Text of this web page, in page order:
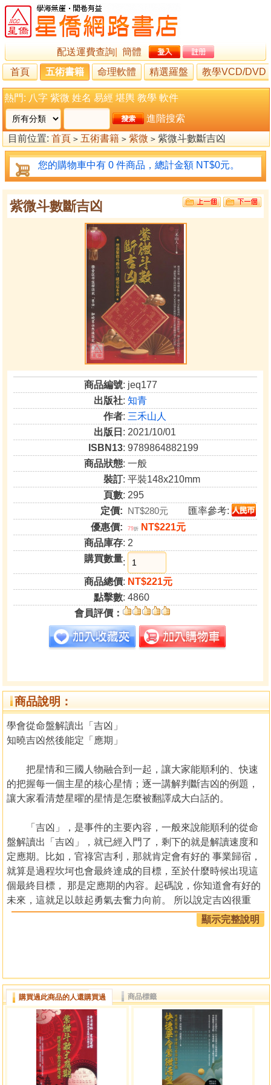
配送運費查詢
簡體
首頁
五術書籍 命理軟體 精選羅盤 教學VCD/DVD
熱門: 八字 紫微 姓名 易經 堪輿 教學 軟件
進階搜索
目前位置: 首頁 > 五術書籍 > 紫微 > 紫微斗數斷吉凶
您的購物車中有 0 件商品，總計金額 NT$0元。
紫微斗數斷吉凶
商品編號: jeq177
出版社:知青
作者: 三禾山人
出版日 : 2021/10/01
ISBN13: 9789864882199
商品狀態: 一般
裝訂: 平裝148x210mm
頁數: 295
定價: NT$280元
匯率參考:
優惠價:
79折
NT$221元
商品庫存: 2
購買數量:
商品總價: NT$221元
點擊數: 4860
會員評價：
商品說明：
學會從命盤解讀出「吉凶」
知曉吉凶然後能定「應期」
把星情和三國人物融合到一起，讓大家能順利的、快速
的把握每一個主星的核心星情；逐一講解判斷吉凶的例題，
讓大家看清楚星曜的星情是怎麼被翻譯成大白話的。
「吉凶」，是事件的主要內容，一般來說能順利的從命
盤解讀出「吉凶」，就已經入門了，剩下的就是解讀速度和
定應期。比如，官祿宮吉利，那就肯定會有好的 事業歸宿，
就算是過程坎坷也會最終達成的目標，至於什麼時候出現這
個最終目標， 那是定應期的內容。起碼說，你知道會有好的
未來，這就足以鼓起勇氣去奮力向前。 所以說定吉凶很重
要。
作者簡介
三禾山人
早年遍訪名師，遊歷甚廣，受益良多。二十五年執著求
索，精研八字、六爻、紫微斗數。現年49歲，職業命理師，
預測實戰20多年，客戶遍及海內外。西部鳳凰命理文化主理
人，紫微斗數西鳳派創始人。擅長婚姻分析、婚姻擇吉日、
顯示完整說明
購買過此商品的人還購買過 商品標籤